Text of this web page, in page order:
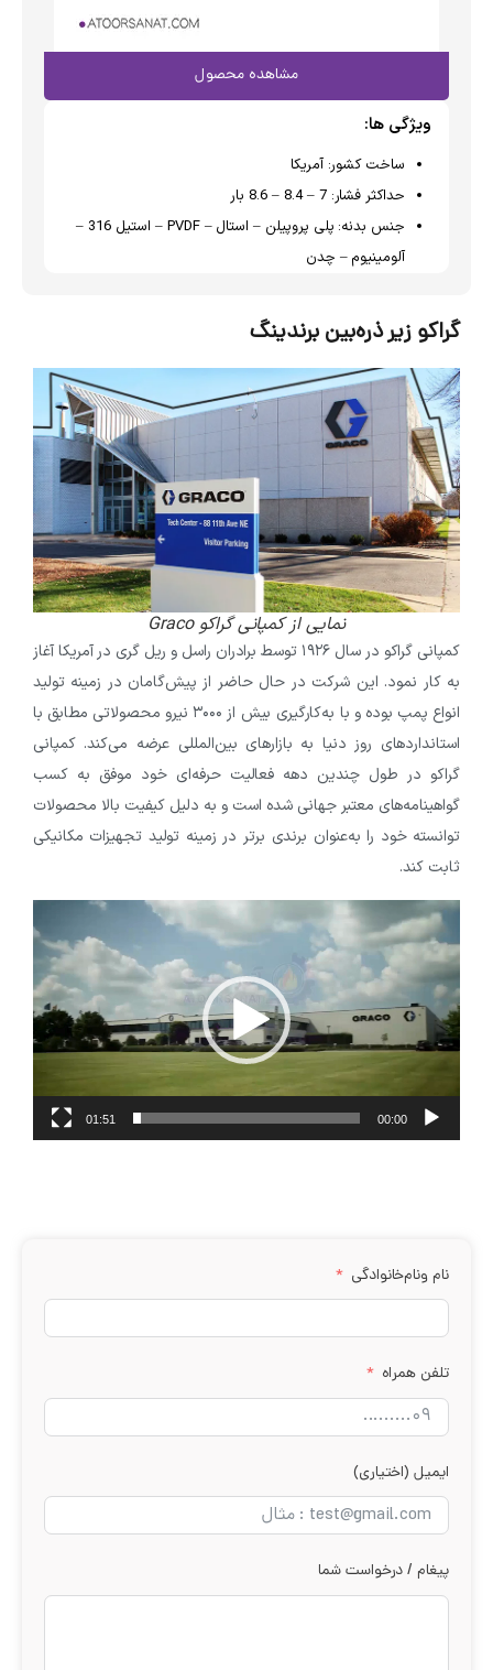
مشاهده محصول
ویژگی ها:
ساخت کشور:آمریکا
حداکثر فشار: 7 – 8.4 – 8.6 بار
جنس بدنه:
پلی پروپیلن – استال – PVDF – استیل 316 –
آلومینیوم – چدن
گراکو زیر ذره‌بین برندینگ
نمایی از کمپانی گراکو Graco
کمپانی گراکو در سال ۱۹۲۶ توسط برادران راسل و ریل گری در آمریکا آغاز
به کار نمود. این شرکت در حال حاضر از پیش‌گامان در زمینه تولید
انواع پمپ بوده و با به‌کارگیری بیش از ۳۰۰۰ نیرو محصولاتی مطابق با
استانداردهای روز دنیا به بازارهای بین‌المللی عرضه می‌کند. کمپانی
گراکو در طول چندین دهه فعالیت حرفه‌ای خود موفق به کسب
گواهینامه‌های معتبر جهانی شده است و به دلیل کیفیت بالا محصولات
توانسته خود را به‌عنوان برندی برتر در زمینه تولید تجهیزات مکانیکی
ثابت کند.
نمایشگر
ویدیو
00:00
نام ونام‌خانوادگی
تلفن همراه
ایمیل (اختیاری)
پیغام / درخواست شما